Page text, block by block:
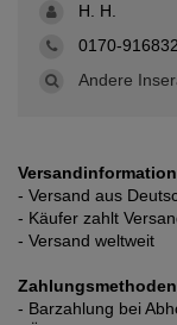
H. H.
0170-
Andere
- Versand aus
- Käufer zahlt
- Versand weltweit
Zahlungsmethoden
- Barzahlung bei